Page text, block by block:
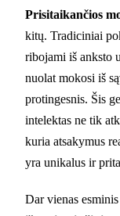
Prisitaikančios
kitų. Tradiciniai
ribojami iš anksto
nuolat mokosi iš
protingesnis. Šis
intelektas ne tik
kuria atsakymus
yra unikalus ir
Dar vienas